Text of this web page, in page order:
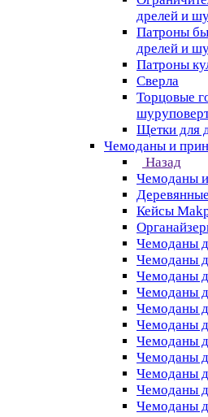
дрелей и
Патроны
дрелей и
Патроны
Сверла
Торцовые
Щетки для
Чемоданы и
Назад
Чемоданы
Кейсы
Чемоданы
Чемоданы
Чемоданы
Чемоданы
Чемоданы
Чемоданы
Чемоданы
Чемоданы
Чемоданы
Чемоданы
Чемоданы